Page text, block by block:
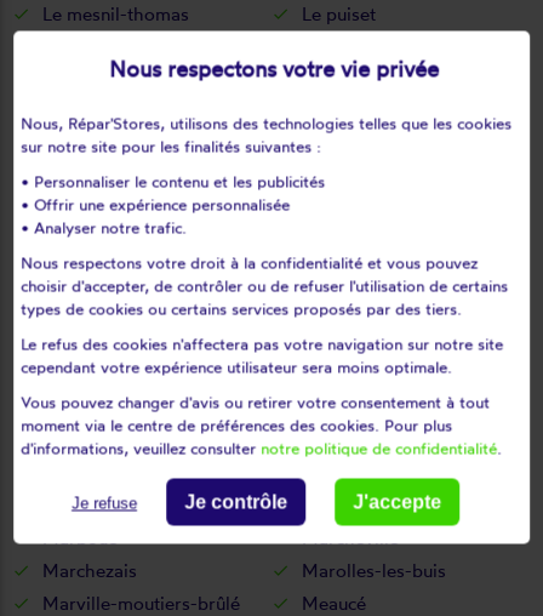
Le mesnil-thomas
Le puiset
Les châtelets
Les châtelliers-notre-dame
Les corvées-les-yys
Les etilleux
Les pinthières
Les ressuintes
Léthuin
Levainville
Lèves
Logron
Lormaye
Louville-la-chenard
Louvilliers-en-drouais
Louvilliers-lès-perche
Lucé
Luigny
Luisant
Lumeau
Luplanté
Luray
Lutz-en-dunois
Magny
Maintenon
Mainvilliers
Manou
Marboué
Marchéville
Marchezais
Marolles-les-buis
Marville-moutiers-brûlé
Meaucé
Nous respectons votre vie privée
Nous, Répar'Stores, utilisons des technologies telles que les cookies
sur notre site pour les finalités suivantes :
• Personnaliser le contenu et les publicités
• Offrir une expérience personnalisée
• Analyser notre trafic.
Nous respectons votre droit à la confidentialité et vous pouvez
choisir d'accepter, de contrôler ou de refuser l'utilisation de certains
types de cookies ou certains services proposés par des tiers.
Le refus des cookies n'affectera pas votre navigation sur notre site
cependant votre expérience utilisateur sera moins optimale.
Vous pouvez changer d'avis ou retirer votre consentement à tout
moment via le centre de préférences des cookies. Pour plus
d'informations, veuillez consulter notre politique de confidentialité.
Je refuse Je contrôle J'accepte